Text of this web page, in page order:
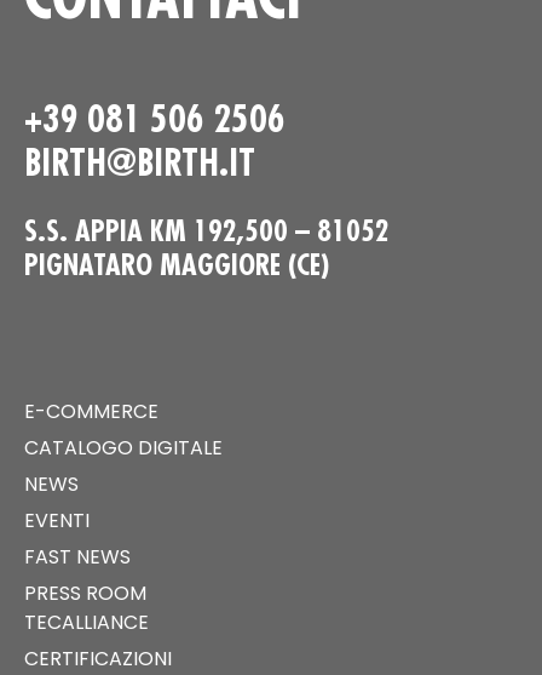
+39 081 506 2506
BIRTH@BIRTH.IT
S.S. APPIA KM 192,500 – 81052
PIGNATARO MAGGIORE (CE)
E-COMMERCE
CATALOGO DIGITALE
NEWS
EVENTI
FAST NEWS
PRESS ROOM
TECALLIANCE
CERTIFICAZIONI